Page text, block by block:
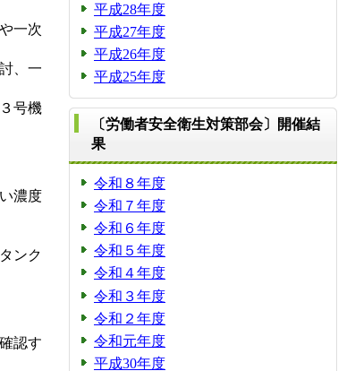
一次
、一
号機
濃度
ンク
認す
平成28年度
平成27年度
平成26年度
平成25年度
〔労働者安全衛生対策部会〕開催結
果
令和８年度
令和７年度
令和６年度
令和５年度
令和４年度
令和３年度
令和２年度
令和元年度
平成30年度